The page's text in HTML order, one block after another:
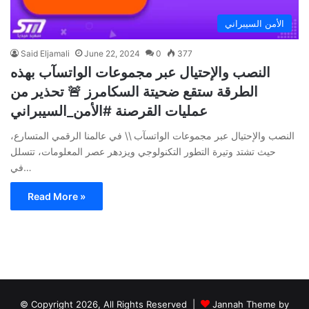
الأمن السيبراني
Said Eljamali June 22, 2024 0 377
النصب والإحتيال عبر مجموعات الواتسآب بهذه
الطرقة ستقع ضحيتة السكامرز 🚨 تحذير من
عمليات القرصنة #الأمن_السيبراني
النصب والإحتيال عبر مجموعات الواتسآب \\ في عالمنا الرقمي المتسارع،
حيث تشتد وتيرة التطور التكنولوجي ويزدهر عصر المعلومات، تتسلل
في…
Read More »
© Copyright 2026, All Rights Reserved | Jannah Theme by